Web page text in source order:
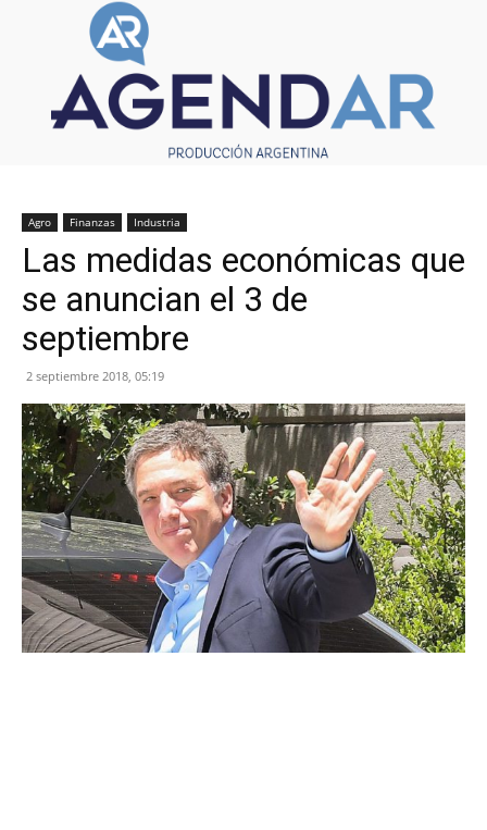
Agro Finanzas Industria
Las medidas económicas que
se anuncian el 3 de
septiembre
2 septiembre 2018, 05:19